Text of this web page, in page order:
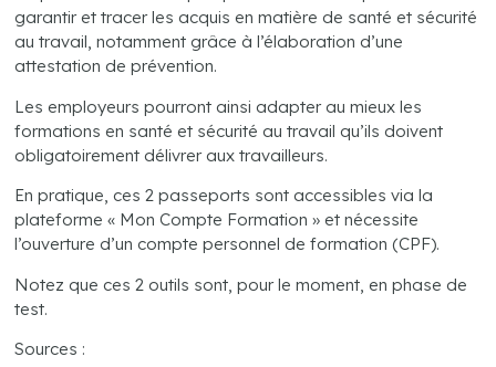
garantir et tracer les acquis en matière de santé et sécurité
au travail, notamment grâce à l’élaboration d’une
attestation de prévention.
Les employeurs pourront ainsi adapter au mieux les
formations en santé et sécurité au travail qu’ils doivent
obligatoirement délivrer aux travailleurs.
En pratique, ces 2 passeports sont accessibles via la
plateforme « Mon Compte Formation » et nécessite
l’ouverture d’un compte personnel de formation (CPF).
Notez que ces 2 outils sont, pour le moment, en phase de
test.
Sources :